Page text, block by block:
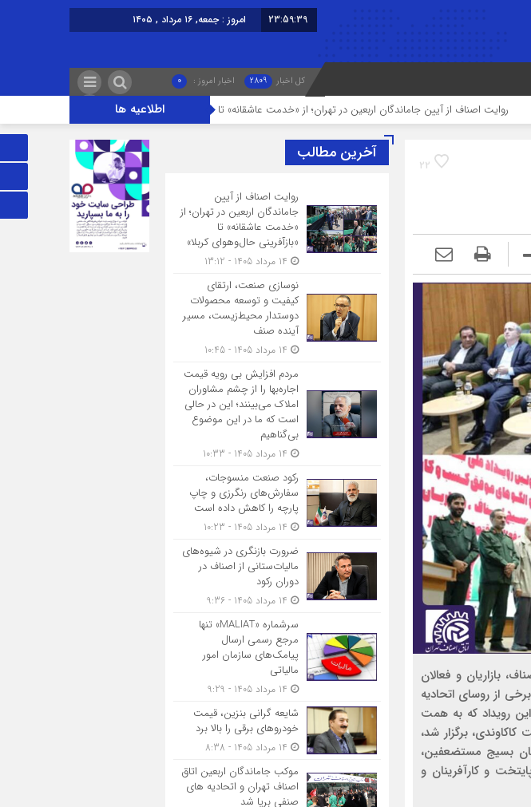
23:59:40 امروز : جمعه, ۱۶ مرداد , ۱۴۰۵
کل اخبار 2809 اخبار امروز : 0
اطلاعیه ها از آیین جاماندگان اربعین در تهران؛ از «خدمت عاشقانه» تا «بازآفرینی حال‌وهوای کربلا» نوسازی صنعت، ارتقای کیفیت
22
بازاریان و فعالان
از روسای اتحادیه
تهران، افتتاح شد. در این رویداد که به همت
برگزار شد،
بسیج مستضعفین،
و کارآفرینان و
آخرین مطالب
روایت اصناف از آیین
جاماندگان اربعین در تهران؛ از
«خدمت عاشقانه» تا
«بازآفرینی حال‌وهوای کربلا»
نوسازی صنعت، ارتقای
کیفیت و توسعه محصولات
دوستدار محیط‌زیست، مسیر
آینده صنف
مردم افزایش بی رویه قیمت
اجاره‌بها را از چشم مشاوران
املاک می‌بینند؛ این در حالی
است که ما در این موضوع
بی‌گناهیم
رکود صنعت منسوجات،
سفارش‌های رنگرزی و چاپ
پارچه را کاهش داده است
ضرورت بازنگری در شیوه‌های
مالیات‌ستانی از اصناف در
دوران رکود
سرشماره «MALIAT» تنها
مرجع رسمی ارسال
پیامک‌های سازمان امور
مالیاتی
شایعه گرانی بنزین، قیمت
خودروهای برقی را بالا برد
موکب جاماندگان اربعین اتاق
اصناف تهران و اتحادیه های
صنفی برپا شد